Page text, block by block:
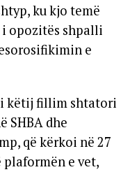
ku kjo temë
opozitës shpalli
e
i këtij fillim shtatori
SHBA dhe
që kërkoi në 27
plaformën e vet,